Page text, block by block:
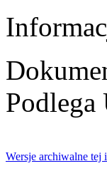
Podlega
Wersje archiwalne tej